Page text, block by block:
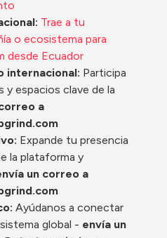
Trae a tu
o ecosistema para
desde Ecuador
internacional: Participa
y espacios clave de la
a
Expande tu presencia
la plataforma y
un correo a
Ayúdanos a conectar
global - envía un